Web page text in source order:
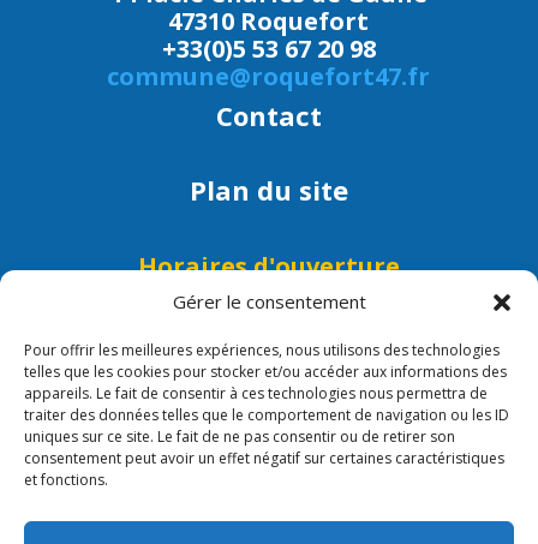
Gérer le consentement
Pour offrir les meilleures expériences, nous utilisons des technologies
telles que les cookies pour stocker et/ou accéder aux informations des
appareils. Le fait de consentir à ces technologies nous permettra de
traiter des données telles que le comportement de navigation ou les ID
uniques sur ce site. Le fait de ne pas consentir ou de retirer son
consentement peut avoir un effet négatif sur certaines caractéristiques
et fonctions.
47310 Roquefort
+33(0)5 53 67 20 98
commune@roquefort47.fr
Contact
Plan du site
Horaires d'ouverture
Lundi, mardi, mercredi, jeudi et
Lundi, mercredi et vendredi :
15h - 17h30